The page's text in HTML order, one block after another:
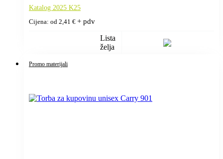
Katalog 2025 K25
Cijena: od 2,41 € + pdv
Lista
želja
Promo materijali